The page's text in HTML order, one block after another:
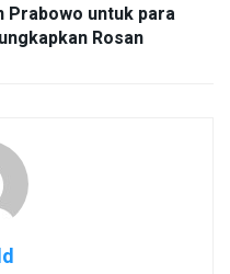
Prabowo untuk para
Rosan